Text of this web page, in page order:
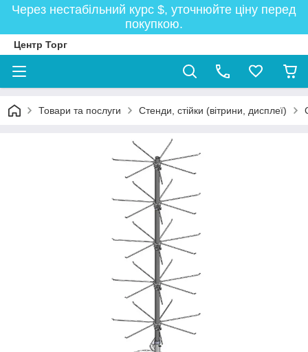
Через нестабільний курс $, уточнюйте ціну перед
покупкою.
Центр Торг
Товари та послуги Стенди, стійки (вітрини, дисплеї)